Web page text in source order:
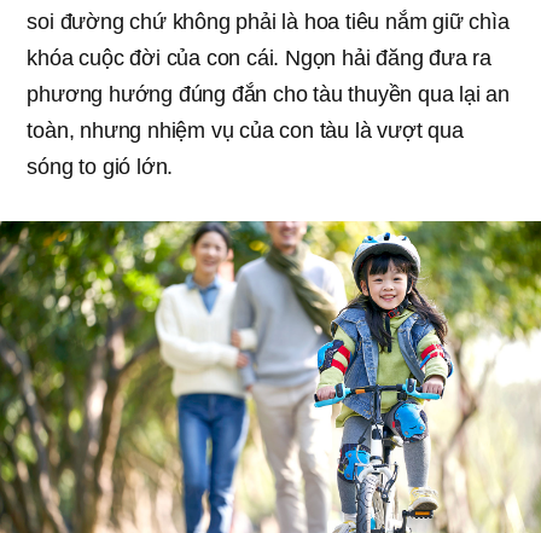
soi đường chứ không phải là hoa tiêu nắm giữ chìa
khóa cuộc đời của con cái. Ngọn hải đăng đưa ra
phương hướng đúng đắn cho tàu thuyền qua lại an
toàn, nhưng nhiệm vụ của con tàu là vượt qua
sóng to gió lớn.